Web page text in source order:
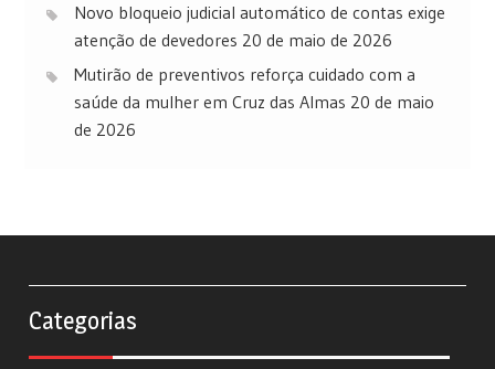
Novo bloqueio judicial automático de contas exige
atenção de devedores 20 de maio de 2026
Mutirão de preventivos reforça cuidado com a
saúde da mulher em Cruz das Almas 20 de maio
de 2026
Categorias